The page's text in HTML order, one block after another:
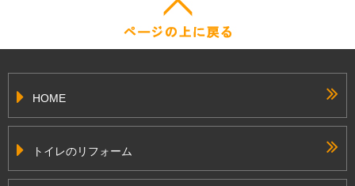
HOME
トイレのリフォーム